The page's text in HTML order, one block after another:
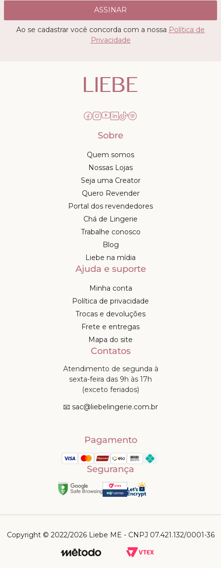
ASSINAR
Ao se cadastrar você concorda com a nossa Política de
Privacidade
Sobre
Quem somos
Nossas Lojas
Seja uma Creator
Quero Revender
Portal dos revendedores
Chá de Lingerie
Trabalhe conosco
Blog
Liebe na mídia
Ajuda e suporte
Minha conta
Política de privacidade
Trocas e devoluções
Frete e entregas
Mapa do site
Contatos
Atendimento de segunda à
sexta-feira das 9h às 17h
(exceto feriados)
📧 sac@liebelingerie.com.br
Pagamento
Segurança
Copyright © 2022/2026 Liebe ME - CNPJ 07.421.132/0001-36